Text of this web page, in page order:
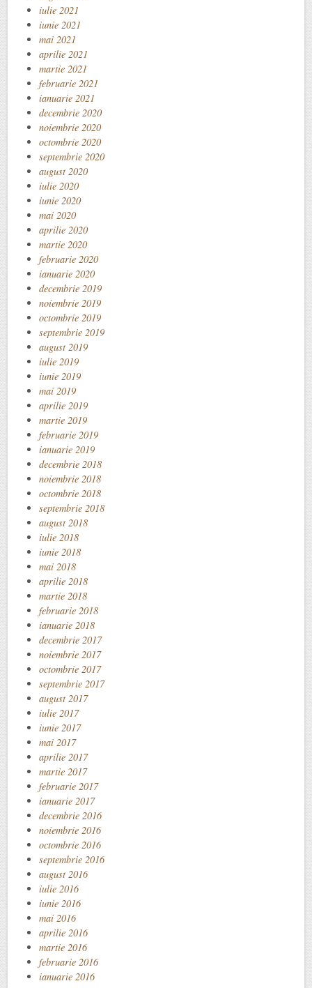
iulie 2021
iunie 2021
mai 2021
aprilie 2021
martie 2021
februarie 2021
ianuarie 2021
decembrie 2020
noiembrie 2020
octombrie 2020
septembrie 2020
august 2020
iulie 2020
iunie 2020
mai 2020
aprilie 2020
martie 2020
februarie 2020
ianuarie 2020
decembrie 2019
noiembrie 2019
octombrie 2019
septembrie 2019
august 2019
iulie 2019
iunie 2019
mai 2019
aprilie 2019
martie 2019
februarie 2019
ianuarie 2019
decembrie 2018
noiembrie 2018
octombrie 2018
septembrie 2018
august 2018
iulie 2018
iunie 2018
mai 2018
aprilie 2018
martie 2018
februarie 2018
ianuarie 2018
decembrie 2017
noiembrie 2017
octombrie 2017
septembrie 2017
august 2017
iulie 2017
iunie 2017
mai 2017
aprilie 2017
martie 2017
februarie 2017
ianuarie 2017
decembrie 2016
noiembrie 2016
octombrie 2016
septembrie 2016
august 2016
iulie 2016
iunie 2016
mai 2016
aprilie 2016
martie 2016
februarie 2016
ianuarie 2016